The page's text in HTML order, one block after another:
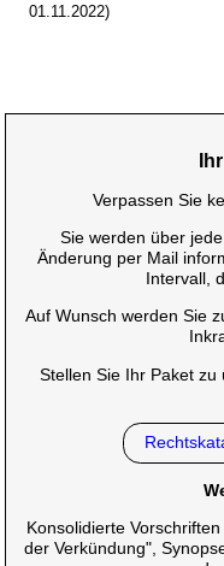
01.11.2022)
Verpassen Sie
Sie werden über
Änderung per Mail
Intervall,
Auf Wunsch werden Sie
Stellen Sie Ihr Paket
Konsolidierte
der Verkündung",